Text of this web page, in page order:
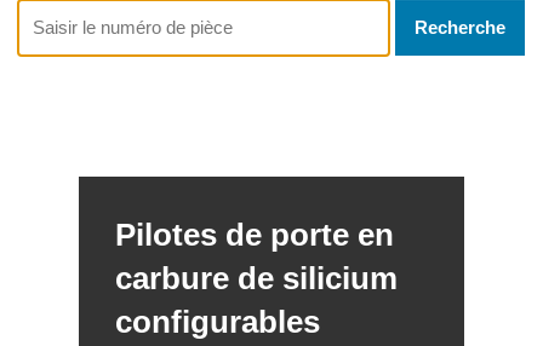
Recherche
Pilotes de porte en
carbure de silicium
configurables